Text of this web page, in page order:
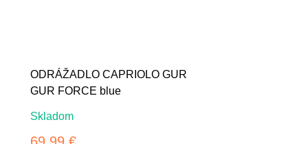
ODRÁŽADLO CAPRIOLO GUR
GUR FORCE blue
Skladom